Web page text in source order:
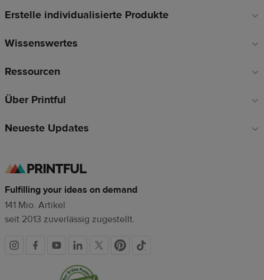
Erstelle individualisierte Produkte
Wissenswertes
Ressourcen
Über Printful
Neueste Updates
Fulfilling your ideas on demand
141 Mio. Artikel
seit 2013 zuverlässig zugestellt.
Soziale
Vertrauenssiegel